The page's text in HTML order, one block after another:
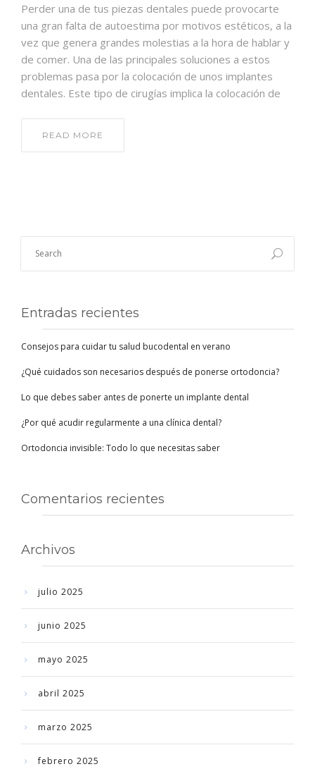
Perder una de tus piezas dentales puede provocarte
una gran falta de autoestima por motivos estéticos, a la
vez que genera grandes molestias a la hora de hablar y
de comer. Una de las principales soluciones a estos
problemas pasa por la colocación de unos implantes
dentales. Este tipo de cirugías implica la colocación de
READ MORE
Entradas recientes
Consejos para cuidar tu salud bucodental en verano
¿Qué cuidados son necesarios después de ponerse ortodoncia?
Lo que debes saber antes de ponerte un implante dental
¿Por qué acudir regularmente a una clínica dental?
Ortodoncia invisible: Todo lo que necesitas saber
Comentarios recientes
Archivos
julio 2025
junio 2025
mayo 2025
abril 2025
marzo 2025
febrero 2025